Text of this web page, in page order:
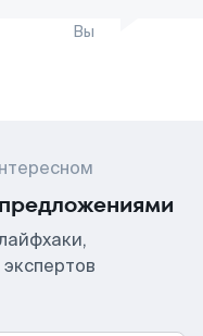
Вы